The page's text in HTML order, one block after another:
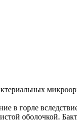
в горле
оболочкой.